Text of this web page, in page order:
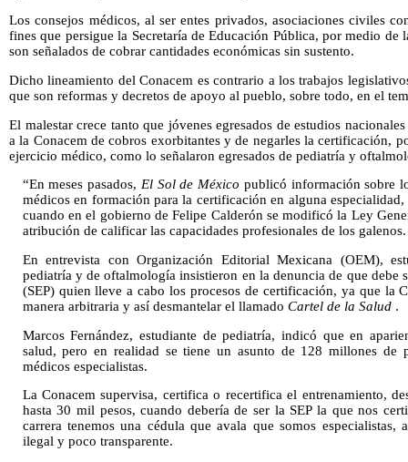
Los consejos médicos, al ser entes privados, asociaciones civiles
fines que persigue la Secretaría de Educación Pública, por medio de
son señalados de cobrar cantidades económicas sin sustento.
Dicho lineamiento del Conacem es contrario a los trabajos
que son reformas y decretos de apoyo al pueblo, sobre todo, en el
El malestar crece tanto que jóvenes egresados de estudios
a la Conacem de cobros exorbitantes y de negarles la certificación,
ejercicio médico, como lo señalaron egresados de pediatría y
“En meses pasados, El Sol de México publicó información sobre
médicos en formación para la certificación en alguna
cuando en el gobierno de Felipe Calderón se modificó la Ley
atribución de calificar las capacidades profesionales de los galenos.
En entrevista con Organización Editorial Mexicana (OEM),
pediatría y de oftalmología insistieron en la denuncia de que debe
(SEP) quien lleve a cabo los procesos de certificación, ya que la
manera arbitraria y así desmantelar el llamado Cartel de la Salud.
Marcos Fernández, estudiante de pediatría, indicó que en
salud, pero en realidad se tiene un asunto de 128 millones de
médicos especialistas.
La Conacem supervisa, certifica o recertifica el entrenamiento,
hasta 30 mil pesos, cuando debería de ser la SEP la que nos
carrera tenemos una cédula que avala que somos
ilegal y poco transparente.